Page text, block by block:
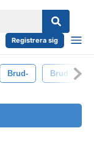
Registrera sig
Brud- Brud